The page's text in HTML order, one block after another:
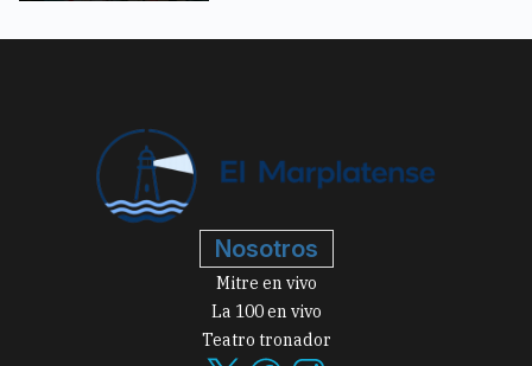
Nosotros
Mitre en vivo
La 100 en vivo
Teatro tronador